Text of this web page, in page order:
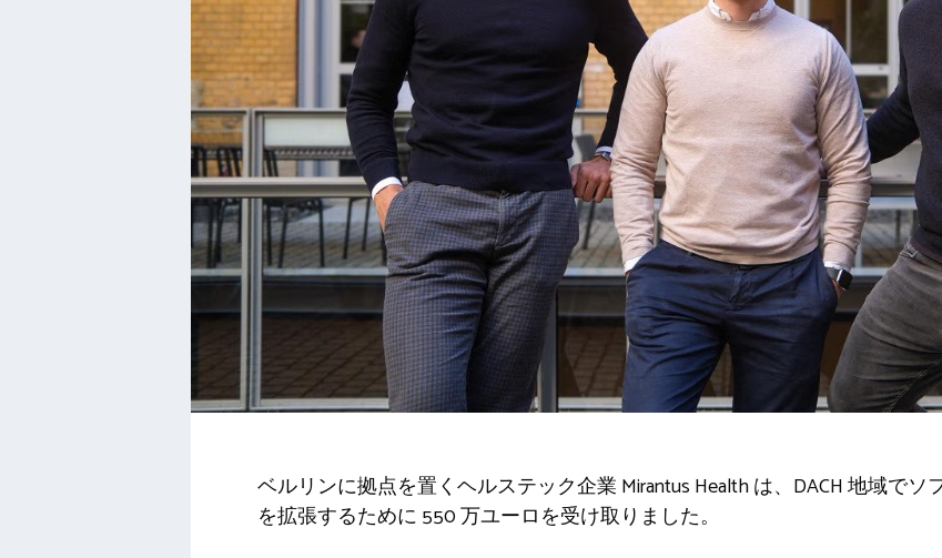
ベルリンに拠点を置くヘルステック企業 Mirantus Health は、DACH 地域で
を拡張するために 550 万ユーロを受け取りました。